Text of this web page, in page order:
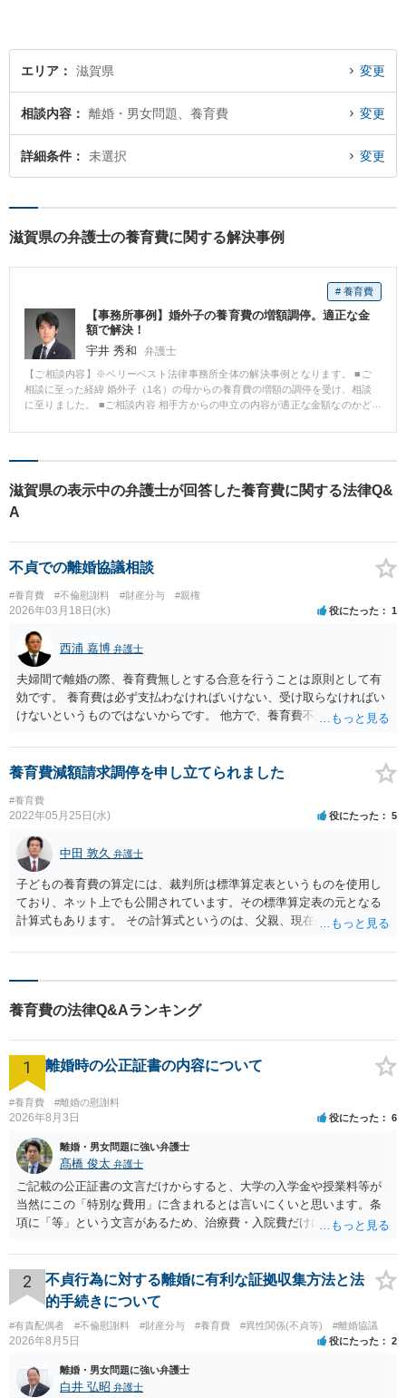
エリア 滋賀県 変更
相談内容 離婚・男女問題、養育費 変更
詳細条件 未選択 変更
滋賀県の弁護士の養育費に関する解決事例
# 養育費
【事務所事例】婚外子の養育費の増額調停。適正な金
額で解決！
宇井 秀和
弁護士
【ご相談内容】※ベリーベスト法律事務所全体の解決事例となります。 ■ご
相談に至った経緯 婚外子（1名）の母からの養育費の増額の調停を受け、相談
に至りました。 ■ご相談内容 相手方からの申立の内容が適正な金額なのかど
任となりました。 ■ベリーベストの対応とその結果 先方の提示と従前の金額
及び子らに支出する費用の面等）があり、それらの事情を調停時においては
主張しました。 無論子のために養育費は必要であることは間違いありません
内容にて調整ができた形になります。
滋賀県の表示中の弁護士が回答した養育費に関する法律Q&
A
不貞での離婚協議相談
#養育費 #不倫慰謝料 #財産分与 #親権
2026年03月18日(水) 役にたった 1
西浦 嘉博 弁護士
夫婦間で離婚の際、養育費無しとする合意を行うことは原則として有
効です。 養育費は必ず支払わなければいけない、受け取らなければい
けないというものではないからです。 他方で、養育費不請求の合意を
養育費が増加した等）により、養育費の請求が認められた裁判例は存
在します。 加えて、養育費無しの合意によって養育費自体の支払いは
で、子から親権者である相談者さんに対して民法上の扶養料を請求さ
れる可能性にも留意ください。 民法第877条第1項は「直系血族及び兄
弟姉妹は、互いに扶養をする義務がある。」と規定しています。 上
記、ご参考ください。
養育費減額請求調停を申し立てられました
#養育費
2022年05月25日(水) 役にたった 5
中田 敦久 弁護士
子どもの養育費の算定には、裁判所は標準算定表というものを使用し
ており、ネット上でも公開されています。その標準算定表の元となる
計算式もあります。 その計算式というのは、父親、現在の妻、あなた
などにより、相当客観的に算出することが可能で、裁判所もあくまで
療費の支出など例外的事情がないかどうかを確認するためのもので
て、実際に計算式に当てはめていくらくらいに養育費が減額してしま
うのか確認してみることをおすすめします。
養育費の法律Q&Aランキング
1 離婚時の公正証書の内容について
#養育費 #離婚の慰謝料
2026年8月3日 役にたった 6
離婚・男女問題に強い弁護士
髙橋 俊太 弁護士
ご記載の公正証書の文言だけからすると、大学の入学金や授業料等が
当然にこの「特別な費用」に含まれるとは言いにくいと思います。条
項に「等」という文言があるため、治療費・入院費だけに限定される
れていますので、通常は、病気や事故によって臨時に必要となった医
療費その他これに類する特別支出を念頭に置いた条項と読むのが自然
です。したがって、大学の入学金、授業料、受験費用などの教育費に
ついてまで、「この条項があるから当然に半額を請求できる」とまで
は言いにくいと思われます。なお、通常、大学進学費用をどこまで負
担すべきかについては、離婚時の合意内容のほか、子どもの年齢、大
学進学についての父母の認識、父母の学歴・収入・資産状況、進学先
や費用などを踏まえて個別に検討することになります。公正証書の他
2
不貞行為に対する離婚に有利な証拠収集方法と法
的手続きについて
#有責配偶者 #不倫慰謝料 #財産分与 #養育費 #異性関係(不貞等) #離婚協議
2026年8月5日 役にたった 2
離婚・男女問題に強い弁護士
白井 弘昭 弁護士